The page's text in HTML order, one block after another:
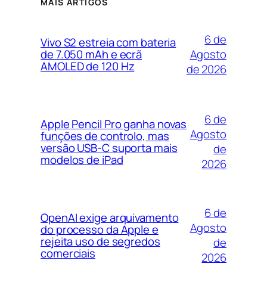
Vivo S2 estreia com bateria
de 7.050 mAh e ecrã
AMOLED de 120 Hz
6 de
Agosto
de 2026
Apple Pencil Pro ganha novas
funções de controlo, mas
versão USB-C suporta mais
modelos de iPad
6 de
Agosto
de
2026
OpenAI exige arquivamento
do processo da Apple e
rejeita uso de segredos
comerciais
6 de
Agosto
de
2026